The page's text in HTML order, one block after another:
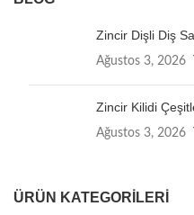
Zincir Dişli Diş
Ağustos 3, 2026
Zincir Kilidi
Ağustos 3, 2026
ÜRÜN KATEGORILERI